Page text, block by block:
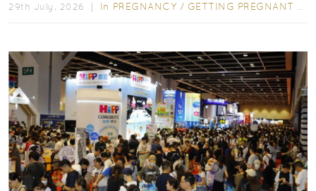
29th July, 2026 ｜ In PREGNANCY / GETTING PREGNANT